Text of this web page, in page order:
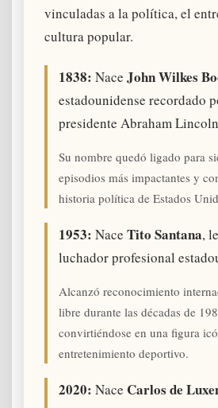
vinculadas a la política, el
cultura popular.
1838: Nace John Wilkes
estadounidense recordado
presidente Abraham
Su nombre quedó ligado para
episodios más impactantes y
historia política de Estados
1953: Nace Tito Santana,
luchador profesional
Alcanzó reconocimiento
libre durante las décadas de
convirtiéndose en una figura
entretenimiento deportivo.
2020: Nace Carlos de